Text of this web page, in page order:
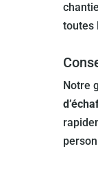
toutes
Notre